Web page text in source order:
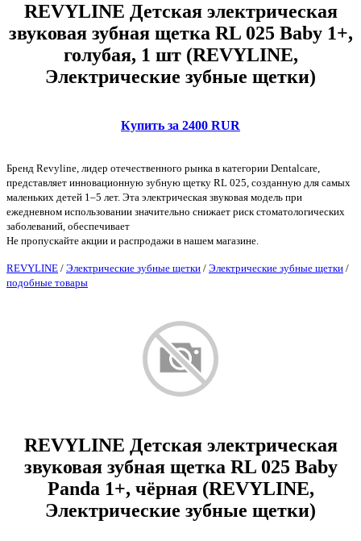
REVYLINE Детская электрическая
звуковая зубная щетка RL 025 Baby 1+,
голубая, 1 шт (REVYLINE,
Электрические зубные щетки)
Купить за 2400 RUR
Бренд Revyline, лидер отечественного рынка в категории Dentalcare,
представляет инновационную зубную щетку RL 025, созданную для самых
маленьких детей 1–5 лет. Эта электрическая звуковая модель при
ежедневном использовании значительно снижает риск стоматологических
заболеваний, обеспечивает
Не пропускайте акции и распродажи в нашем магазине.
REVYLINE / Электрические зубные щетки / Электрические зубные щетки /
подобные товары
REVYLINE Детская электрическая
звуковая зубная щетка RL 025 Baby
Panda 1+, чёрная (REVYLINE,
Электрические зубные щетки)